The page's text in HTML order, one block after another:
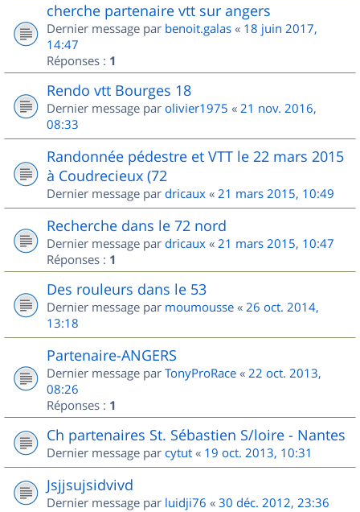
cherche partenaire vtt sur angers
Dernier message par benoit.galas « 18 juin 2017,
14:47
Réponses : 1
Rendo vtt Bourges 18
Dernier message par olivier1975 « 21 nov. 2016,
08:33
Randonnée pédestre et VTT le 22 mars 2015
à Coudrecieux (72
Dernier message par dricaux « 21 mars 2015, 10:49
Recherche dans le 72 nord
Dernier message par dricaux « 21 mars 2015, 10:47
Réponses : 1
Des rouleurs dans le 53
Dernier message par moumousse « 26 oct. 2014,
13:18
Partenaire-ANGERS
Dernier message par TonyProRace « 22 oct. 2013,
08:26
Réponses : 1
Ch partenaires St. Sébastien S/loire - Nantes
Dernier message par cytut « 19 oct. 2013, 10:31
Jsjjsujsidvivd
Dernier message par luidji76 « 30 déc. 2012, 23:36